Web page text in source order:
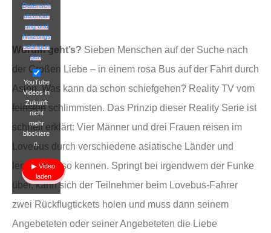
Datensch
utzerklär
ung und
Nutzungs
bedingun
gen.
YouTube
Videos in
Zukunft
nicht
mehr
blockiere
n.
Video
laden
Worum geht’s? Sieben Menschen auf der Suche nach
der Großen Liebe – in einem rosa Bus auf der Fahrt durch
Asien. Was kann da schon schiefgehen? Reality TV vom
feinstenschlimmsten. Das Prinzip dieser Reality Serie ist
schnell erklärt: Vier Männer und drei Frauen reisen im
Lovebus durch verschiedene asiatische Länder und
lernen sich so kennen. Springt bei irgendwem der Funke
über, kann sich der Teilnehmer beim Lovebus-Fahrer
zwei Rückflugtickets holen und muss dann seinem
Angebeteten oder seiner Angebeteten die Liebe